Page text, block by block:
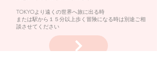
TOKYOより遠くの世界へ旅に出る時
または駅から１５分以上歩く冒険になる時は別途ご相
談させてください